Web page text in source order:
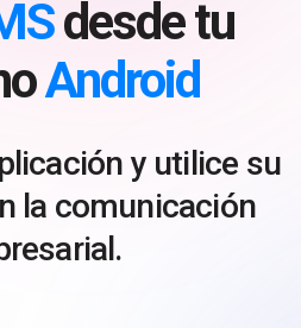
desde tu
Android
y utilice su
la comunicación